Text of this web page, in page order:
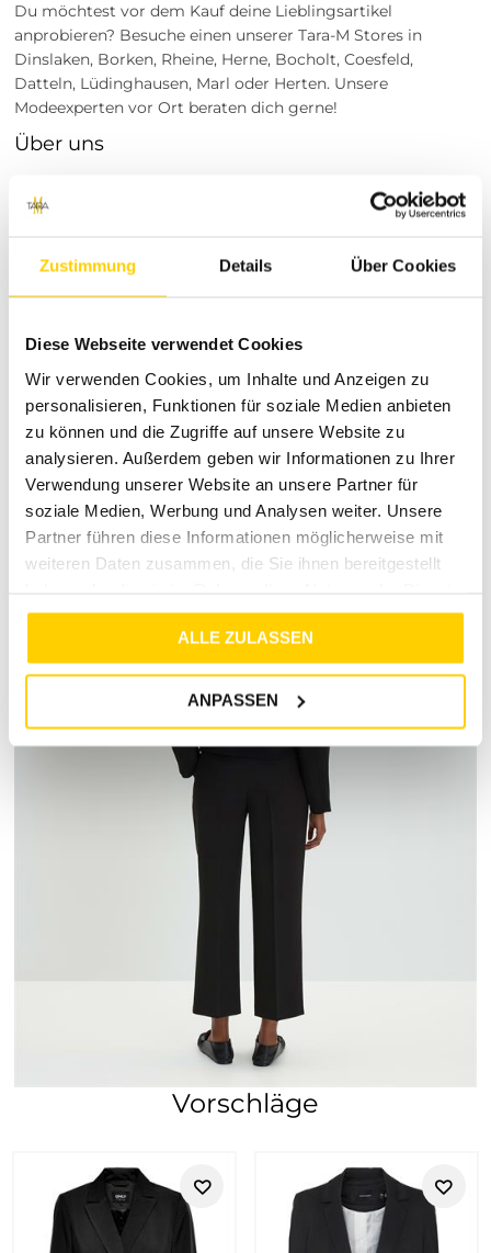
Zustimmung Details Über Cookies
Diese Webseite verwendet Cookies
Wir verwenden Cookies, um Inhalte und Anzeigen zu
personalisieren, Funktionen für soziale Medien anbieten
zu können und die Zugriffe auf unsere Website zu
analysieren. Außerdem geben wir Informationen zu Ihrer
Verwendung unserer Website an unsere Partner für
soziale Medien, Werbung und Analysen weiter. Unsere
Partner führen diese Informationen möglicherweise mit
weiteren Daten zusammen, die Sie ihnen bereitgestellt
gesammelt haben.
ALLE ZULASSEN
ANPASSEN
Du möchtest vor dem Kauf deine Lieblingsartikel
anprobieren? Besuche einen unserer Tara-M Stores in
Dinslaken, Borken, Rheine, Herne, Bocholt, Coesfeld,
Datteln, Lüdinghausen, Marl oder Herten. Unsere
Modeexperten vor Ort beraten dich gerne!
Über uns
Kundenservice. Unser Ziel ist es, dir stets die neuesten
persönlichen Stil unterstreichen. Mit einer großen Auswahl
und kompetenter Beratung sorgen wir dafür, dass du
immer das perfekte Outfit findest.
RETOURE / REKLAMATION
MARKENINFORMATIONEN
Vorschläge